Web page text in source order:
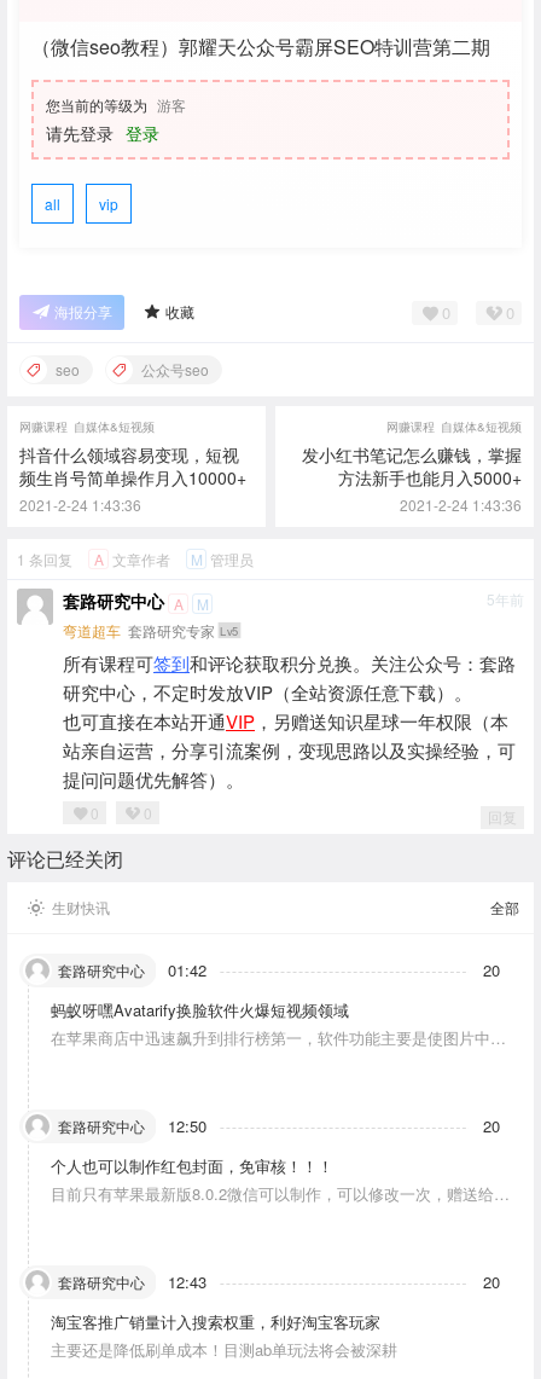
（微信seo教程）郭耀天公众号霸屏SEO特训营第二期
您当前的等级为 游客
请先登录 登录
all vip
海报分享 收藏 0 0
seo 公众号seo
网赚课程 自媒体&短视频
抖音什么领域容易变现，短视
频生肖号简单操作月入10000+
2021-2-24 1:43:36
网赚课程 自媒体&短视频
发小红书笔记怎么赚钱，掌握
方法新手也能月入5000+
2021-2-24 1:43:36
1 条回复 A 文章作者 M 管理员
套路研究中心 A
M
弯道超车 套路研究专家 Lv5
5年前
所有课程可签到和评论获取积分兑换。关注公众号：套路
研究中心，不定时发放VIP（全站资源任意下载）。
也可直接在本站开通VIP ，另赠送知识星球一年权限（本
站亲自运营，分享引流案例，变现思路以及实操经验，可
提问问题优先解答）。
0 0 回复
评论已经关闭
生财快讯 全部
套路研究中心 01:42
20
蚂蚁呀嘿Avatarify换脸软件火爆短视频领域
在苹果商店中迅速飙升到排行榜第一，软件功能主要是使图片中的
套路研究中心 12:50
20
个人也可以制作红包封面，免审核！！！
目前只有苹果最新版8.0.2微信可以制作，可以修改一次，赠送给10
套路研究中心 12:43
20
淘宝客推广销量计入搜索权重，利好淘宝客玩家
主要还是降低刷单成本！目测ab单玩法将会被深耕